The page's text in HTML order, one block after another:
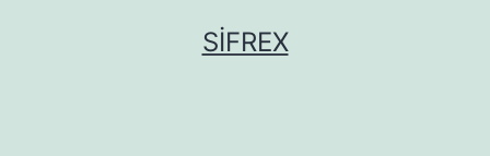
SIFREX